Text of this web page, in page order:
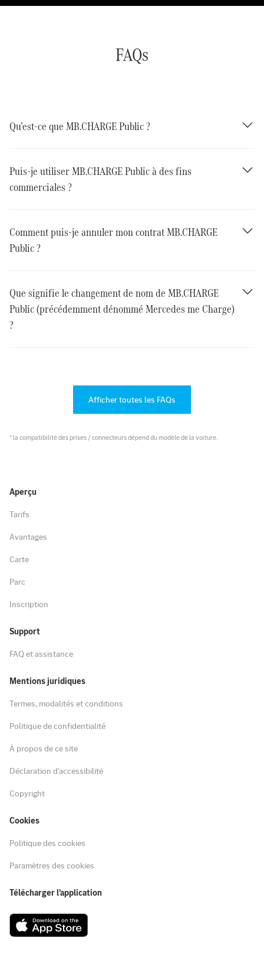
FAQs
Qu’est-ce que MB.CHARGE Public ?
Puis-je utiliser MB.CHARGE Public à des fins
commerciales ?
Comment puis-je annuler mon contrat MB.CHARGE
Public ?
Que signifie le changement de nom de MB.CHARGE
Public (précédemment dénommé Mercedes me Charge)
?
Afficher toutes les FAQs
* la compatibilité des prises / connecteurs dépend du modèle de la voiture.
Aperçu
Tarifs
Avantages
Carte
Parc
Inscription
Support
FAQ et assistance
Mentions juridiques
Termes, modalités et conditions
Politique de confidentialité
À propos de ce site
Déclaration d'accessibilité
Copyright
Cookies
Politique des cookies
Paramètres des cookies
Télécharger l’application